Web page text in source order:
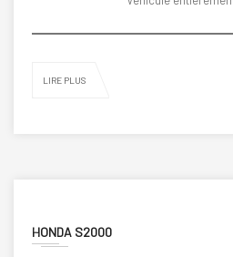
LIRE PLUS
HONDA S2000